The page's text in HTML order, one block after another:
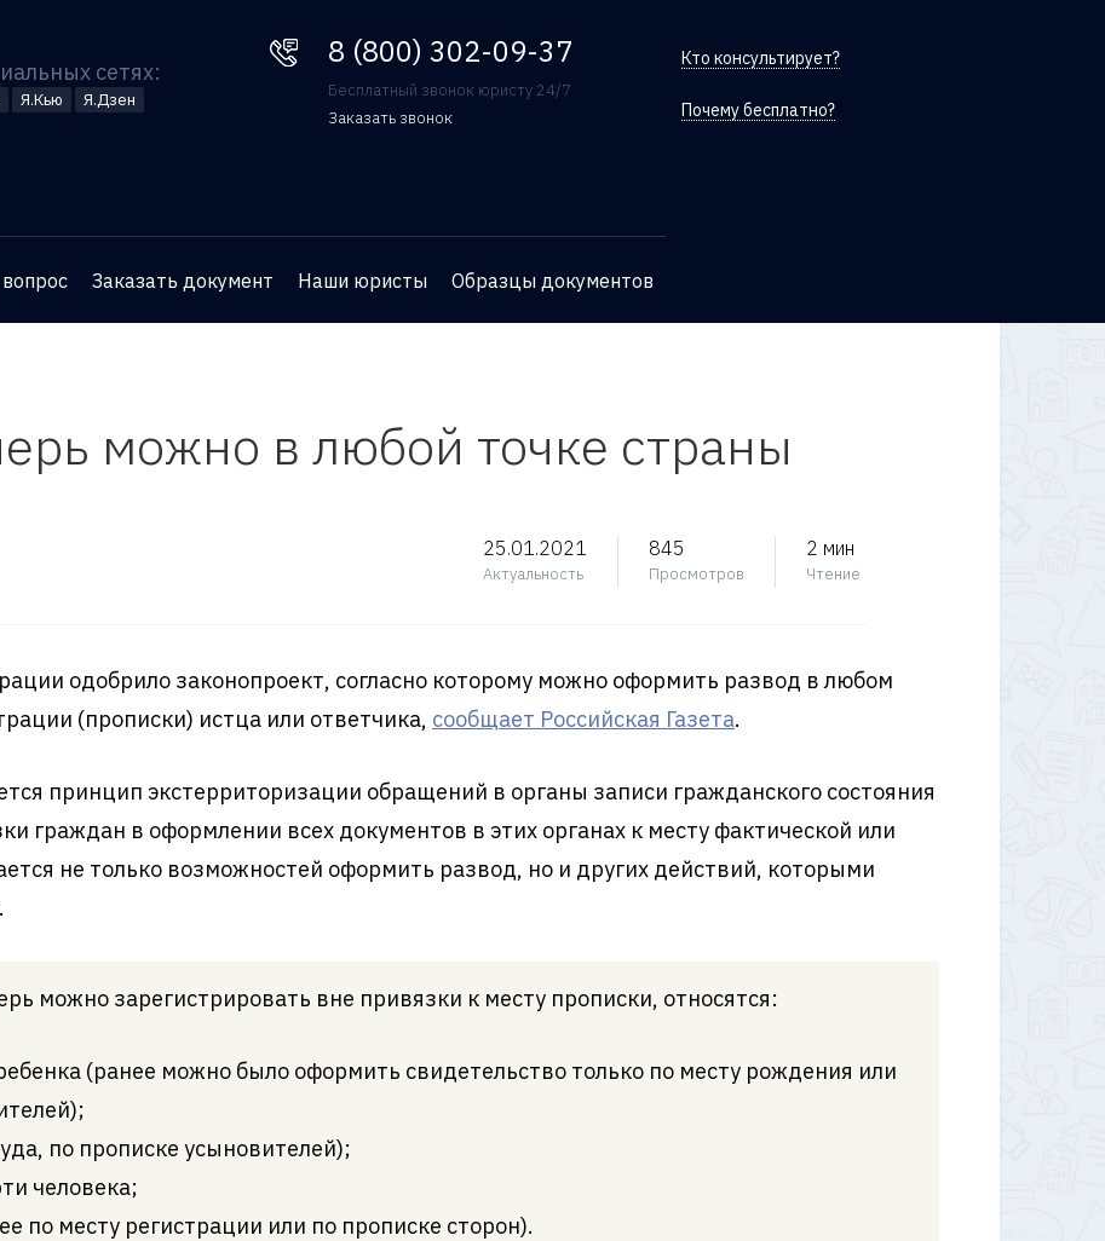
сетях:
Я.Кью Я.Дзен
8 (800) 302-09-37
Бесплатный звонок юристу 24/7
Заказать звонок
и юрист перезвонит вам
консультации
Кто консультирует?
Почему бесплатно?
Заказать документ Наши юристы Образцы документов
можно в любой точке страны
25.01.2021
Актуальность
845
Просмотров
2 мин
Чтение
одобрило законопроект, согласно которому можно оформить развод в любом
(прописки) истца или ответчика, сообщает Российская Газета.
принцип экстерриторизации обращений в органы записи гражданского состояния
граждан в оформлении всех документов в этих органах к месту фактической или
не только возможностей оформить развод, но и других действий, которыми
можно зарегистрировать вне привязки к месту прописки, относятся:
(ранее можно было оформить свидетельство только по месту рождения или
по прописке усыновителей);
человека;
по месту регистрации или по прописке сторон).